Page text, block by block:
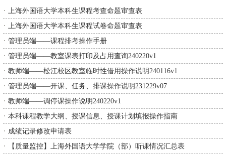
上海外国语大学本科生课程考查命题审查表
上海外国语大学本科生课程试卷命题审查表
管理员端——课程排考操作手册
管理员端——教室课表打印及占用查询240220v1
教师端——松江校区教室临时性借用操作说明240116v1
管理员端——开课、任务、排课操作说明231229v07
教师端——调停课操作说明240220v1
本科课程教学大纲、授课信息、授课计划填报操作指南
成绩记录修改申请表
【质量监控】上海外国语大学学院（部）听课情况汇总表